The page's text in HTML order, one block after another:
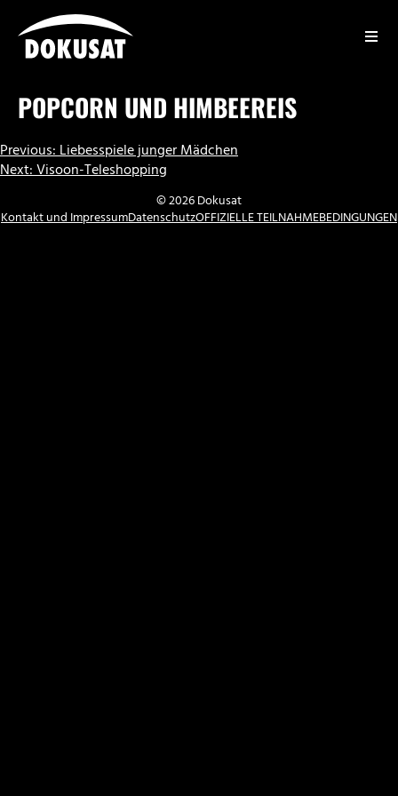
Inhalt
springen
POPCORN UND HIMBEEREIS
BEITRAGSNAVIGATION
Previous:Liebesspiele junger Mädchen
Next:Visoon-Teleshopping
© 2026 Dokusat
Kontakt und ImpressumDatenschutzOFFIZIELLE TEILNAHMEBEDINGUNGEN